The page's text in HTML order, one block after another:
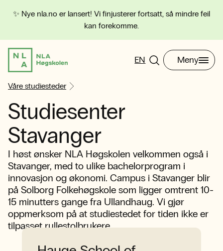
✨ Nye nla.no er lansert! Vi finjusterer fortsatt, så mindre feil
kan forekomme.
EN Meny
Våre studiesteder
Studiesenter
Stavanger
I høst ønsker NLA Høgskolen velkommen også i
Stavanger, med to ulike bachelorprogram i
innovasjon og økonomi. Campus i Stavanger blir
på Solborg Folkehøgskole som ligger omtrent 10-
15 minutters gange fra Ullandhaug. Vi gjør
oppmerksom på at studiestedet for tiden ikke er
tilpasset rullestolbrukere.